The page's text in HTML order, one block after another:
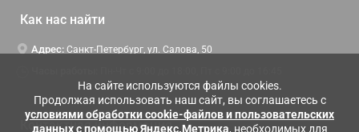
На сайте используются файлы cookies.
Продолжая использовать наш сайт, вы соглашаетесь с
условиями обработки cookie-файлов и пользовательских
данных с помощью Яндекс.Метрика, необходимых для
Как нас найти
Адрес: Санкт-Петербург, ул. Салова, 50
Контактная информация